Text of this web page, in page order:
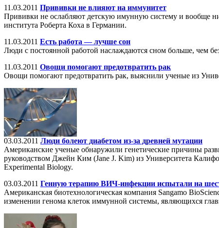
11.03.2011 Прививки не влияют на иммунитет
Прививки не ослабляют детскую имунную систему и вообще
института Роберта Коха в Германии.
11.03.2011 Есть работа — лучше сон
Люди с постоянной работой наслаждаются сном больше, чем
11.03.2011 Овощи помогают предотвратить рак
Овощи помогают предотвратить рак, выяснили ученые из
03.03.2011 Люди болеют диабетом из-за древней мутации
Американские ученые обнаружили генетические причины
руководством Джейн Ким (Jane J. Kim) из Университета
Experimental Biology.
03.03.2011 Генную терапию ВИЧ-инфекции испытали на
Американская биотехнологическая компания Sangamo
изменении генома клеток иммунной системы, являющихся